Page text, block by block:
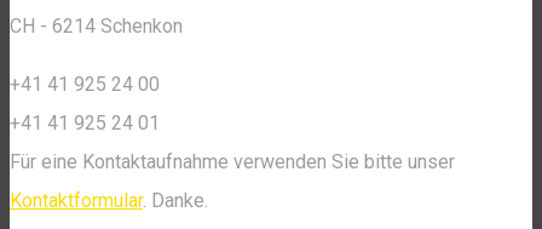
CH - 6214 Schenkon
+41 41 925 24 00
+41 41 925 24 01
Für eine Kontaktaufnahme verwenden Sie bitte unser
Kontaktformular. Danke.